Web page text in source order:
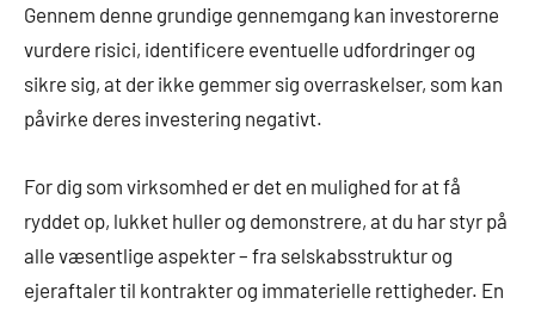
Gennem denne grundige gennemgang kan investorerne
vurdere risici, identificere eventuelle udfordringer og
sikre sig, at der ikke gemmer sig overraskelser, som kan
påvirke deres investering negativt.
For dig som virksomhed er det en mulighed for at få
ryddet op, lukket huller og demonstrere, at du har styr på
alle væsentlige aspekter – fra selskabsstruktur og
ejeraftaler til kontrakter og immaterielle rettigheder. En